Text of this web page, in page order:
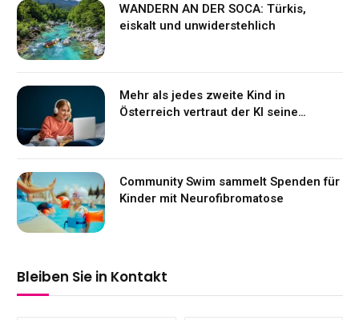
WANDERN AN DER SOCA: Türkis,
eiskalt und unwiderstehlich
Mehr als jedes zweite Kind in
Österreich vertraut der KI seine
Community Swim sammelt Spenden für
Kinder mit Neurofibromatose
Bleiben Sie in Kontakt